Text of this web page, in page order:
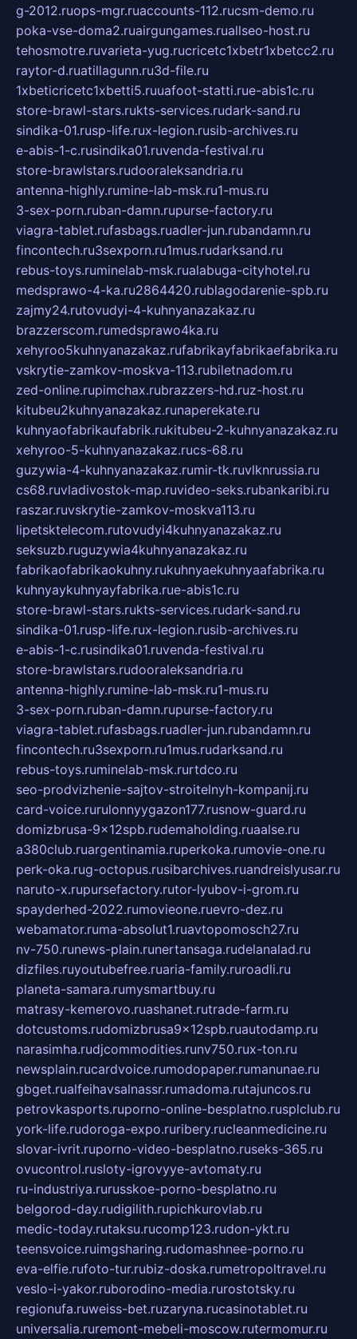
g-2012.ruops-mgr.ruaccounts-112.rucsm-demo.ru
poka-vse-doma2.ruairgungames.ruallseo-host.ru
tehosmotre.ruvarieta-yug.rucricetc1xbetr1xbetcc2.ru
raytor-d.ruatillagunn.ru3d-file.ru
1xbeticricetc1xbetti5.ruuafoot-statti.rue-abis1c.ru
store-brawl-stars.rukts-services.rudark-sand.ru
sindika-01.rusp-life.rux-legion.rusib-archives.ru
e-abis-1-c.rusindika01.ruvenda-festival.ru
store-brawlstars.rudooraleksandria.ru
antenna-highly.rumine-lab-msk.ru1-mus.ru
3-sex-porn.ruban-damn.rupurse-factory.ru
viagra-tablet.rufasbags.ruadler-jun.rubandamn.ru
fincontech.ru3sexporn.ru1mus.rudarksand.ru
rebus-toys.ruminelab-msk.rualabuga-cityhotel.ru
medsprawo-4-ka.ru2864420.rublagodarenie-spb.ru
zajmy24.rutovudyi-4-kuhnyanazakaz.ru
brazzerscom.rumedsprawo4ka.ru
xehyroo5kuhnyanazakaz.rufabrikayfabrikaefabrika.ru
vskrytie-zamkov-moskva-113.rubiletnadom.ru
zed-online.rupimchax.rubrazzers-hd.ruz-host.ru
kitubeu2kuhnyanazakaz.runaperekate.ru
kuhnyaofabrikaufabrik.rukitubeu-2-kuhnyanazakaz.ru
xehyroo-5-kuhnyanazakaz.rucs-68.ru
guzywia-4-kuhnyanazakaz.rumir-tk.ruvlknrussia.ru
cs68.ruvladivostok-map.ruvideo-seks.rubankaribi.ru
raszar.ruvskrytie-zamkov-moskva113.ru
lipetsktelecom.rutovudyi4kuhnyanazakaz.ru
seksuzb.ruguzywia4kuhnyanazakaz.ru
fabrikaofabrikaokuhny.rukuhnyaekuhnyaafabrika.ru
kuhnyaykuhnyayfabrika.rue-abis1c.ru
store-brawl-stars.rukts-services.rudark-sand.ru
sindika-01.rusp-life.rux-legion.rusib-archives.ru
e-abis-1-c.rusindika01.ruvenda-festival.ru
store-brawlstars.rudooraleksandria.ru
antenna-highly.rumine-lab-msk.ru1-mus.ru
3-sex-porn.ruban-damn.rupurse-factory.ru
viagra-tablet.rufasbags.ruadler-jun.rubandamn.ru
fincontech.ru3sexporn.ru1mus.rudarksand.ru
rebus-toys.ruminelab-msk.rurtdco.ru
seo-prodvizhenie-sajtov-stroitelnyh-kompanij.ru
card-voice.rurulonnyygazon177.rusnow-guard.ru
domizbrusa-9x12spb.rudemaholding.ruaalse.ru
a380club.ruargentinamia.ruperkoka.rumovie-one.ru
perk-oka.rug-octopus.rusibarchives.ruandreislyusar.ru
naruto-x.rupursefactory.rutor-lyubov-i-grom.ru
spayderhed-2022.rumovieone.ruevro-dez.ru
webamator.ruma-absolut1.ruavtopomosch27.ru
nv-750.runews-plain.runertansaga.rudelanalad.ru
dizfiles.ruyoutubefree.ruaria-family.ruroadli.ru
planeta-samara.rumysmartbuy.ru
matrasy-kemerovo.ruashanet.rutrade-farm.ru
dotcustoms.rudomizbrusa9x12spb.ruautodamp.ru
narasimha.rudjcommodities.runv750.rux-ton.ru
newsplain.rucardvoice.rumodopaper.rumanunae.ru
gbget.rualfeihavsalnassr.rumadoma.rutajuncos.ru
petrovkasports.ruporno-online-besplatno.rusplclub.ru
york-life.rudoroga-expo.ruribery.rucleanmedicine.ru
slovar-ivrit.ruporno-video-besplatno.ruseks-365.ru
ovucontrol.rusloty-igrovyye-avtomaty.ru
ru-industriya.rurusskoe-porno-besplatno.ru
belgorod-day.rudigilith.rupichkurovlab.ru
medic-today.rutaksu.rucomp123.rudon-ykt.ru
teensvoice.ruimgsharing.rudomashnee-porno.ru
eva-elfie.rufoto-tur.rubiz-doska.rumetropoltravel.ru
veslo-i-yakor.ruborodino-media.rurostotsky.ru
regionufa.ruweiss-bet.ruzaryna.rucasinotablet.ru
universalia.ruremont-mebeli-moscow.rutermomur.ru